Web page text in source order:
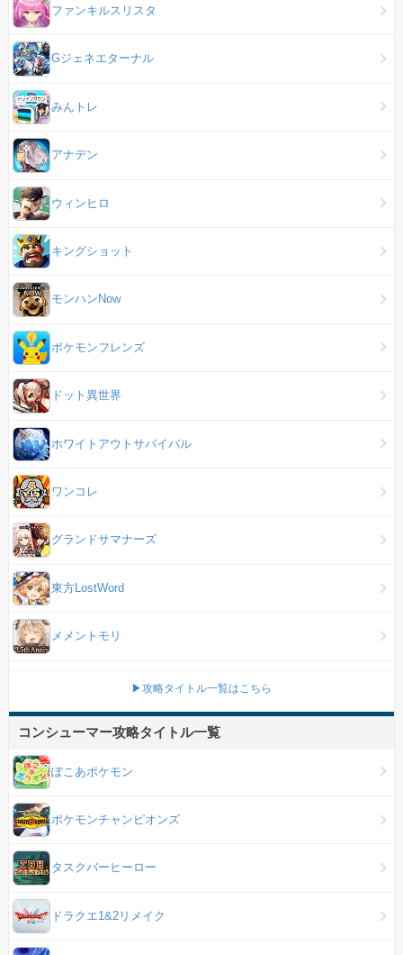
ファンキルスリスタ
Gジェネエターナル
みんトレ
アナデン
ウィンヒロ
キングショット
モンハンNow
ポケモンフレンズ
ドット異世界
ホワイトアウトサバイバル
ワンコレ
グランドサマナーズ
東方LostWord
メメントモリ
▶攻略タイトル一覧はこちら
コンシューマー攻略タイトル一覧
ぽこあポケモン
ポケモンチャンピオンズ
タスクバーヒーロー
ドラクエ1&2リメイク